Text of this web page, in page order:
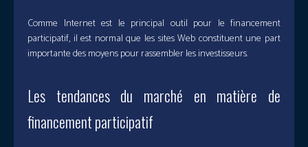
Comme Internet est le principal outil pour le financement
participatif, il est normal que les sites Web constituent une part
importante des moyens pour rassembler les investisseurs.
Les tendances du marché en matière de
financement participatif